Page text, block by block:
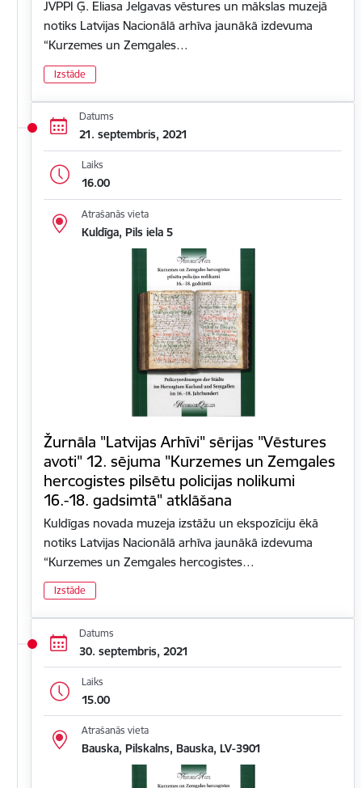
JVPPI Ģ. Eliasa Jelgavas vēstures un mākslas muzejā
notiks Latvijas Nacionālā arhīva jaunākā izdevuma
“Kurzemes un Zemgales…
Izstāde
Datums
21. septembris, 2021
Laiks
16.00
Atrašanās vieta
Kuldīga, Pils iela 5
Žurnāla "Latvijas Arhīvi" sērijas "Vēstures
avoti" 12. sējuma "Kurzemes un Zemgales
hercogistes pilsētu policijas nolikumi
16.-18. gadsimtā" atklāšana
Kuldīgas novada muzeja izstāžu un ekspozīciju ēkā
notiks Latvijas Nacionālā arhīva jaunākā izdevuma
“Kurzemes un Zemgales hercogistes…
Izstāde
Datums
30. septembris, 2021
Laiks
15.00
Atrašanās vieta
Bauska, Pilskalns, Bauska, LV-3901